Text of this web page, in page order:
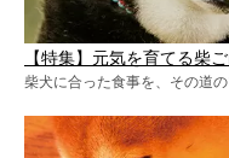
【特集】元気を育てる柴
柴犬に合った食事を、その道